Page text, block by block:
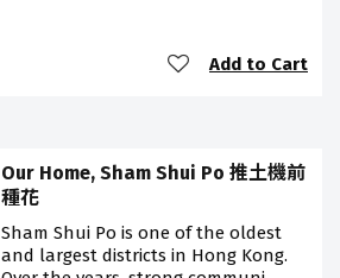
Add to Cart
Our Home, Sham Shui Po 推土機前
種花
Sham Shui Po is one of the oldest
and largest districts in Hong Kong.